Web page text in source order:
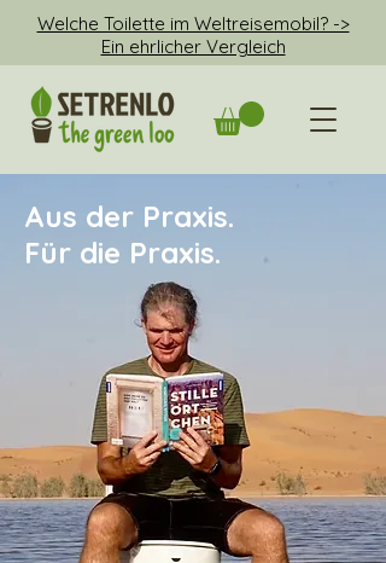
Welche Toilette im Weltreisemobil? ->
Ein ehrlicher Vergleich
Aus der Praxis.
Für die Praxis.